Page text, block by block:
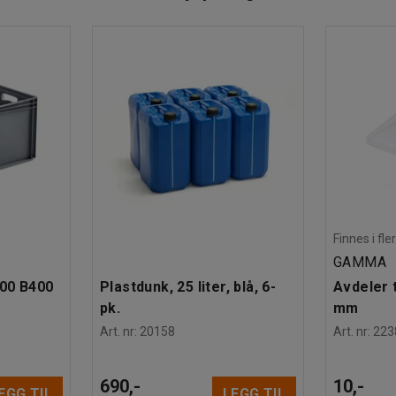
De selges separat og
B400
Plastdunk, 25 liter, blå, 6-
pk.
Art. nr: 20158
690,-
Finnes i
GAMMA
Avdeler
mm
Art. nr:
10,-